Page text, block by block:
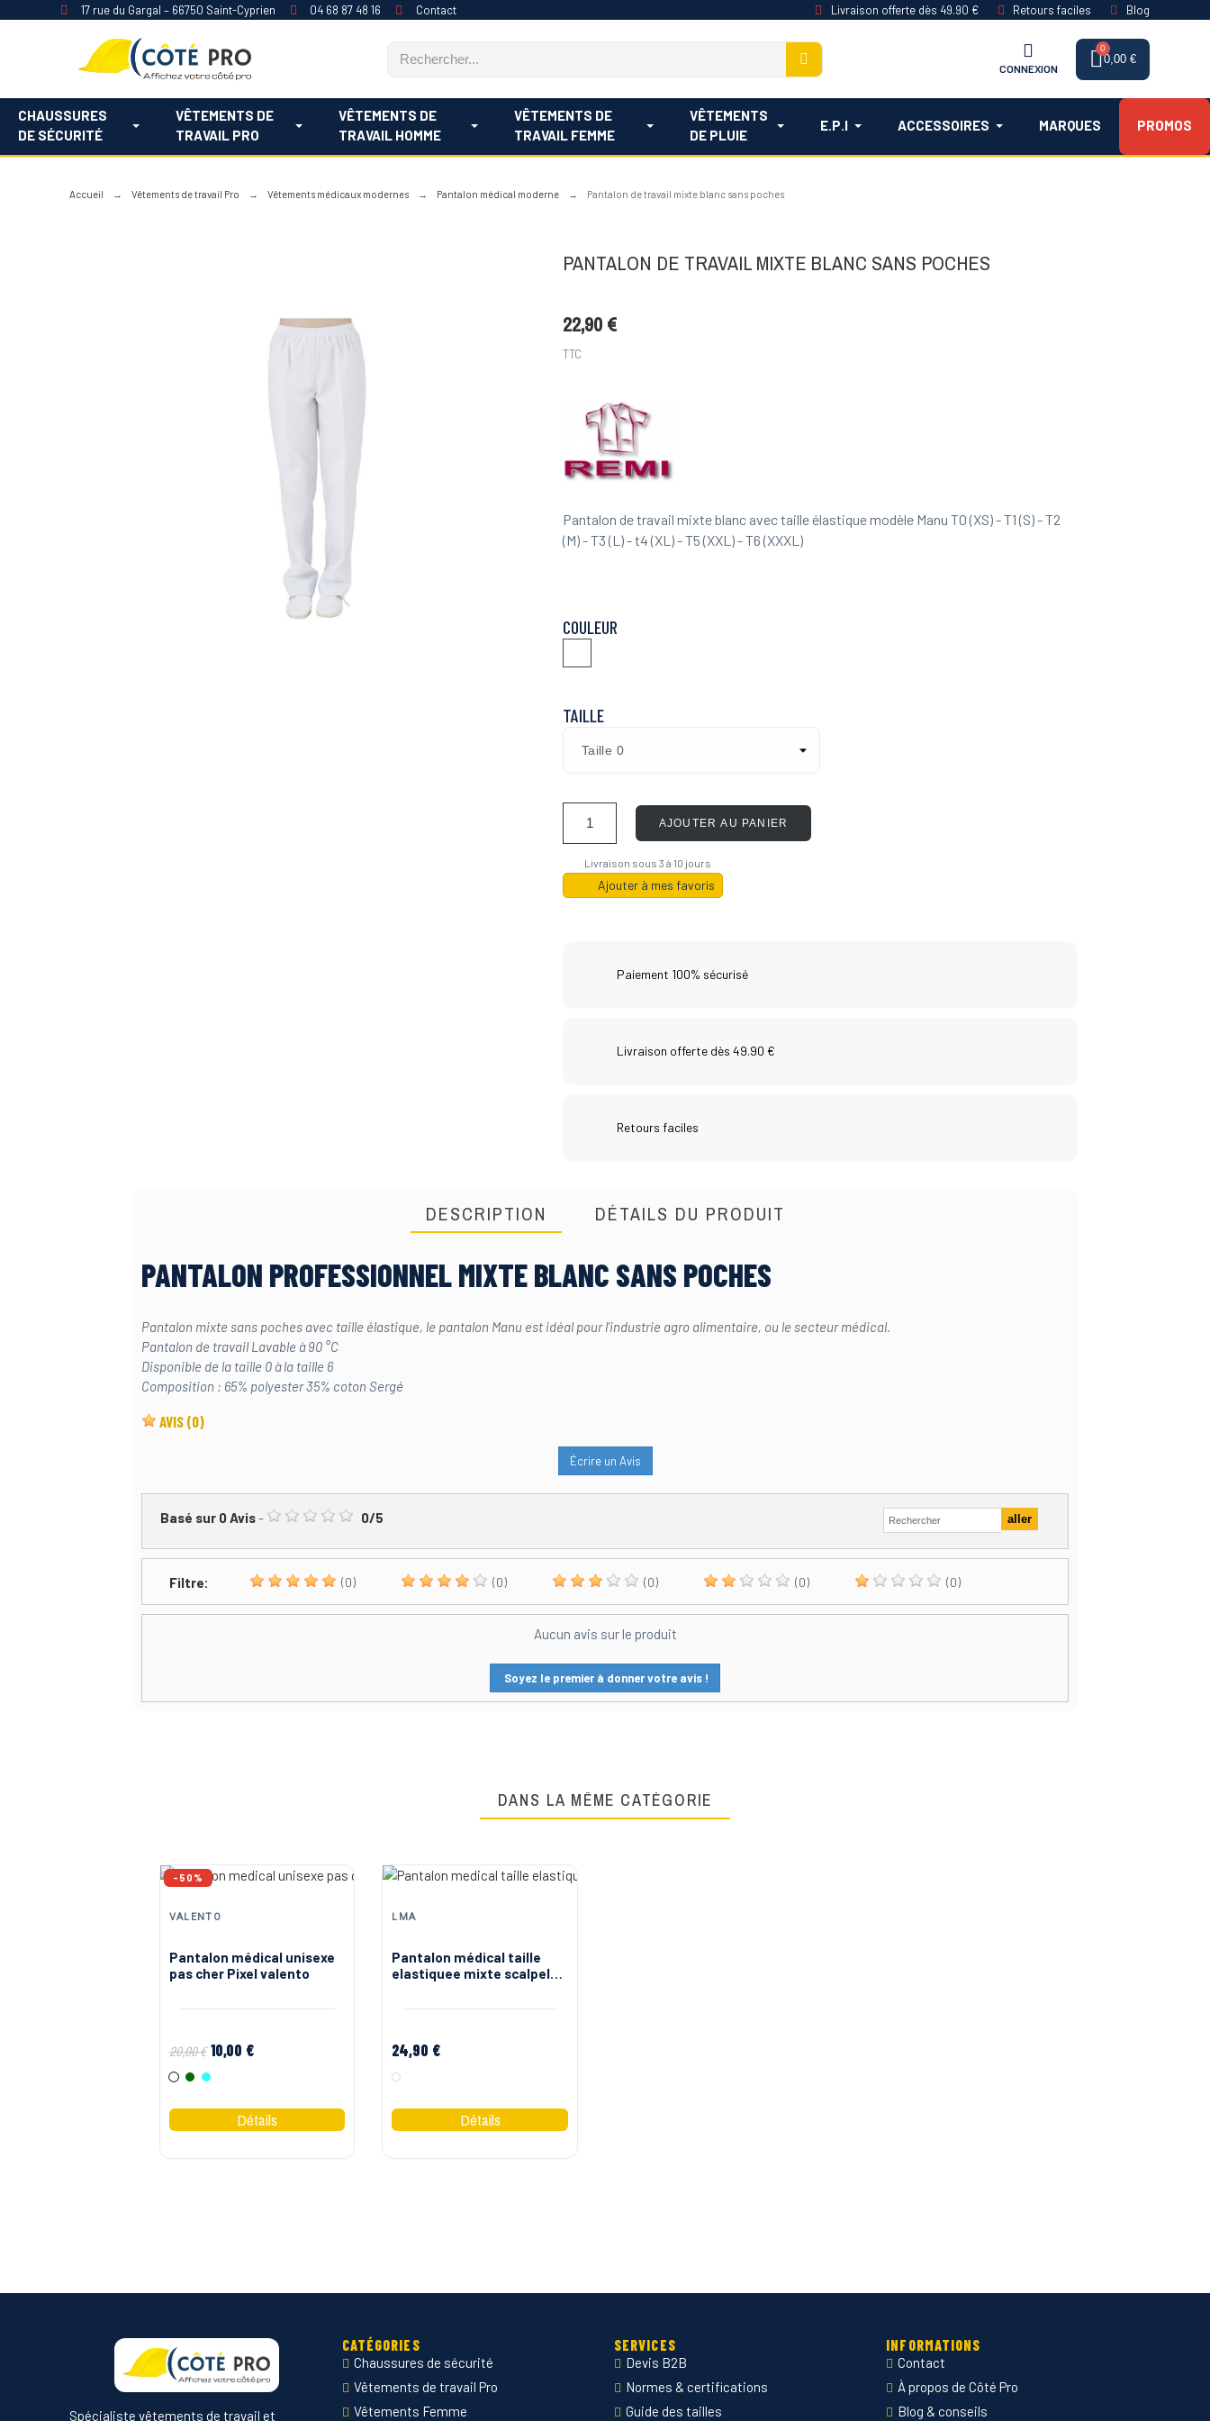
17 rue du Gargal – 66750 Saint-Cyprien 04 68 87 48 16 Contact Livraison offerte dès 49.90 € Retours faciles Blog
CONNEXION
0,00 €
CHAUSSURES
DE SÉCURITÉ
VÊTEMENTS DE
TRAVAIL PRO
VÊTEMENTS DE
TRAVAIL HOMME
VÊTEMENTS DE
TRAVAIL FEMME
VÊTEMENTS
DE PLUIE
E.P.I ACCESSOIRES MARQUES PROMOS
Accueil Vêtements de travail Pro Vêtements médicaux modernes Pantalon médical moderne Pantalon de travail mixte blanc sans poches
PANTALON DE TRAVAIL MIXTE BLANC SANS POCHES
22,90 €
TTC
Pantalon de travail mixte blanc avec taille élastique modèle Manu T0 (XS) - T1 (S) - T2
(M) - T3 (L) - t4 (XL) - T5 (XXL) - T6 (XXXL)
COULEUR
TAILLE
AJOUTER AU PANIER
Livraison sous 3 à 10 jours
Ajouter à mes favoris
Paiement 100% sécurisé
Livraison offerte dès 49.90 €
Retours faciles
DESCRIPTION DÉTAILS DU PRODUIT
PANTALON PROFESSIONNEL MIXTE BLANC SANS POCHES
Pantalon mixte sans poches avec taille élastique, le pantalon Manu est idéal pour l'industrie agro alimentaire, ou le secteur médical.
Pantalon de travail Lavable à 90 °C
Disponible de la taille 0 à la taille 6
Composition : 65% polyester 35% coton Sergé
AVIS (0)
Écrire un Avis
Basé sur 0Avis- 0/5
Filtre: (0) (0) (0) (0) (0)
Aucun avis sur le produit
Soyez le premier à donner votre avis !
DANS LA MÊME CATÉGORIE
VALENTO
Pantalon médical unisexe
pas cher Pixel valento
20,00 € 10,00 €
Blanc
VertBleu ciel
-50%
LMA
Pantalon médical taille
elastiquee mixte scalpel
24,90 €
Blanc
Spécialiste vêtements de travail et
CATÉGORIES
Chaussures de sécurité
Vêtements de travail Pro
Vêtements Femme
SERVICES
Devis B2B
Normes & certifications
Guide des tailles
INFORMATIONS
Contact
À propos de Côté Pro
Blog & conseils